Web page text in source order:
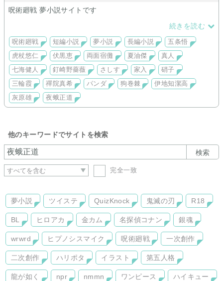
呪術廻戦 夢小説サイトです
続きを読む
呪術廻戦 短編小説 夢小説 長編小説
五条悟
虎杖悠仁
伏黒恵 両面宿儺 夏油傑
真人
七海健人
釘崎野薔薇 さしす 家入
硝子
三輪霞
禪院真希 パンダ 狗巻棘
伊地知潔高
灰原雄
夜蛾正道
他のキーワードでサイトを検索
検索
完全一致
夢小説 ツイステ QuizKnock 鬼滅の刃 R18
BL ヒロアカ 金カム 名探偵コナン 銀魂
wrwrd ヒプノシスマイク 呪術廻戦 一次創作
二次創作 ハリポタ イラスト 第五人格
龍が如く npr nmmn ワンピース ハイキュー